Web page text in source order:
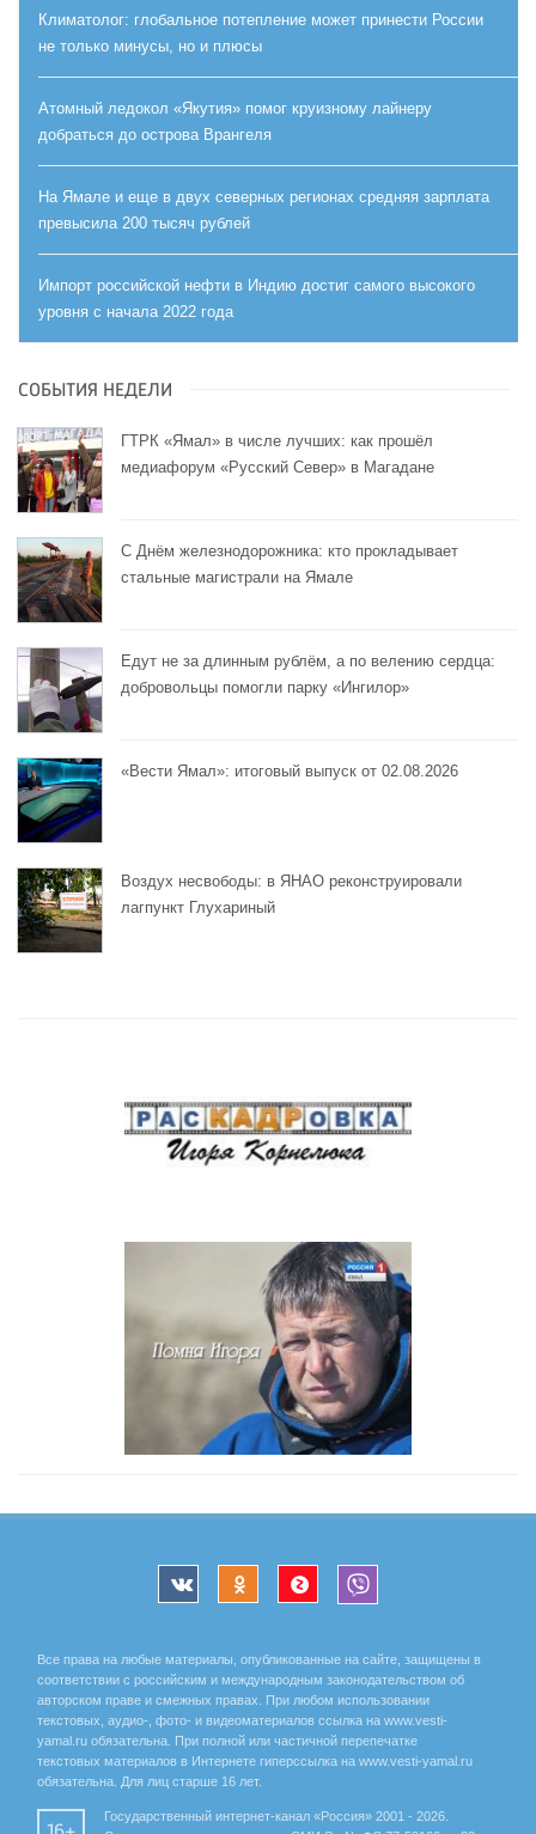
Климатолог: глобальное потепление может принести России
не только минусы, но и плюсы
Атомный ледокол «Якутия» помог круизному лайнеру
добраться до острова Врангеля
На Ямале и еще в двух северных регионах средняя зарплата
превысила 200 тысяч рублей
Импорт российской нефти в Индию достиг самого высокого
уровня с начала 2022 года
СОБЫТИЯ НЕДЕЛИ
ГТРК «Ямал» в числе лучших: как прошёл
медиафорум «Русский Север» в Магадане
С Днём железнодорожника: кто прокладывает
стальные магистрали на Ямале
Едут не за длинным рублём, а по велению сердца:
добровольцы помогли парку «Ингилор»
«Вести Ямал»: итоговый выпуск от 02.08.2026
Воздух несвободы: в ЯНАО реконструировали
лагпункт Глухариный
Все права на любые материалы, опубликованные на сайте, защищены в
соответствии с российским и международным законодательством об
авторском праве и смежных правах. При любом использовании
текстовых, аудио-, фото- и видеоматериалов ссылка на www.vesti-
yamal.ru обязательна. При полной или частичной перепечатке
текстовых материалов в Интернете гиперссылка на www.vesti-yamal.ru
обязательна. Для лиц старше 16 лет.
Государственный интернет-канал «Россия» 2001 - 2026.